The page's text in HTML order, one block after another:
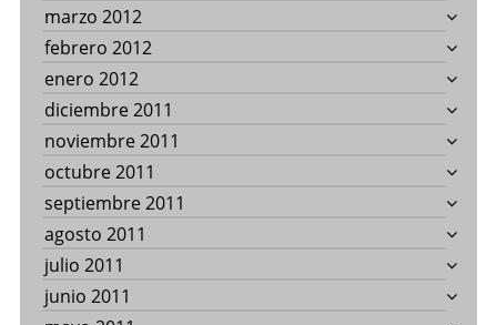
marzo 2012
febrero 2012
enero 2012
diciembre 2011
noviembre 2011
octubre 2011
septiembre 2011
agosto 2011
julio 2011
junio 2011